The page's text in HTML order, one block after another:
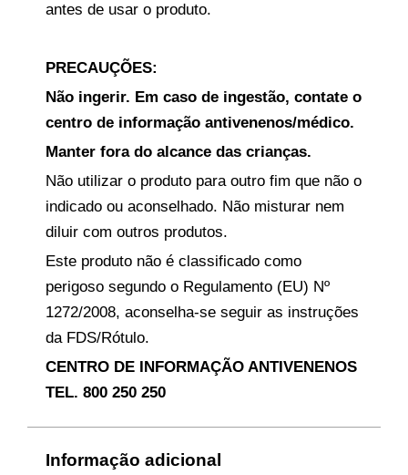
antes de usar o produto.
PRECAUÇÕES:
Não ingerir. Em caso de ingestão, contate o
centro de informação antivenenos/médico.
Manter fora do alcance das crianças.
Não utilizar o produto para outro fim que não o
indicado ou aconselhado. Não misturar nem
diluir com outros produtos.
Este produto não é classificado como
perigoso segundo o Regulamento (EU) Nº
1272/2008, aconselha-se seguir as instruções
da FDS/Rótulo.
CENTRO DE INFORMAÇÃO ANTIVENENOS
TEL. 800 250 250
Informação adicional